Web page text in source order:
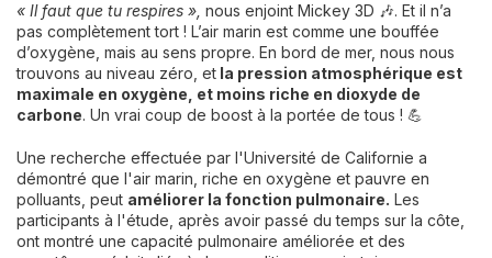
« Il faut que tu respires », nous enjoint Mickey 3D 🎶. Et il n’a
pas complètement tort ! L’air marin est comme une bouffée
d’oxygène, mais au sens propre. En bord de mer, nous nous
trouvons au niveau zéro, et la pression atmosphérique est
maximale en oxygène, et moins riche en dioxyde de
carbone. Un vrai coup de boost à la portée de tous ! 💪
Une recherche effectuée par l'Université de Californie a
démontré que l'air marin, riche en oxygène et pauvre en
polluants, peut améliorer la fonction pulmonaire. Les
participants à l'étude, après avoir passé du temps sur la côte,
ont montré une capacité pulmonaire améliorée et des